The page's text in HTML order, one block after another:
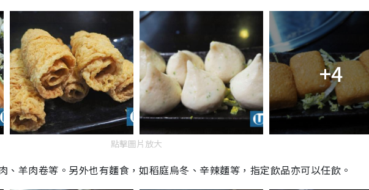
+4
點擊圖片放大
、羊肉卷等。另外也有麵食，如稻庭烏冬、辛辣麵等，指定飲品亦可以任飲。